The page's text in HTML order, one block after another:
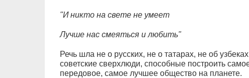
"И никто на свете не умеет
Лучше нас смеяться и любить"
Речь шла не о русских, не о татарах, не об
советские сверхлюди, способные построить
передовое, самое лучшее общество на планете.